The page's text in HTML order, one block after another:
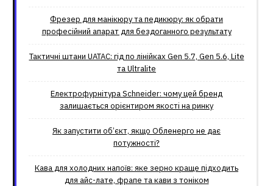
Фрезер для манікюру та педикюру: як обрати
професійний апарат для бездоганного результату
Тактичні штани UATAC: гід по лінійках Gen 5.7, Gen 5.6, Lite
та Ultralite
Електрофурнітура Schneider: чому цей бренд
залишається орієнтиром якості на ринку
Як запустити об’єкт, якщо Обленерго не дає
потужності?
Кава для холодних напоїв: яке зерно краще підходить
для айс-лате, фрапе та кави з тоніком